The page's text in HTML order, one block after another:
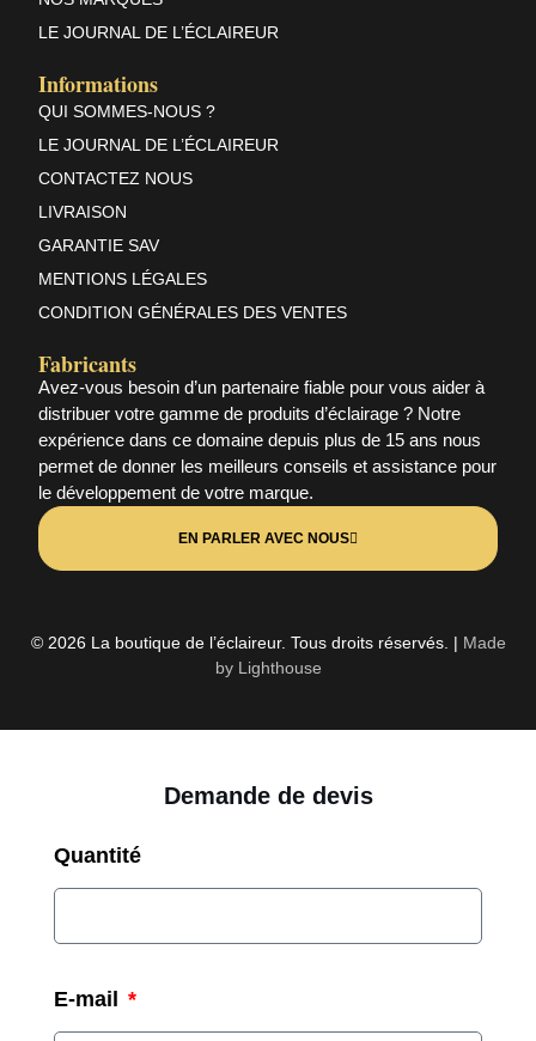
LE JOURNAL DE L’ÉCLAIREUR
Informations
QUI SOMMES-NOUS ?
LE JOURNAL DE L’ÉCLAIREUR
CONTACTEZ NOUS
LIVRAISON
GARANTIE SAV
MENTIONS LÉGALES
CONDITION GÉNÉRALES DES VENTES
Fabricants
Avez-vous besoin d’un partenaire fiable pour vous aider à
distribuer votre gamme de produits d’éclairage ? Notre
expérience dans ce domaine depuis plus de 15 ans nous
permet de donner les meilleurs conseils et assistance pour
le développement de votre marque.
EN PARLER AVEC NOUS
© 2026 La boutique de l’éclaireur. Tous droits réservés. | Made
by Lighthouse
Demande de devis
Quantité
E-mail